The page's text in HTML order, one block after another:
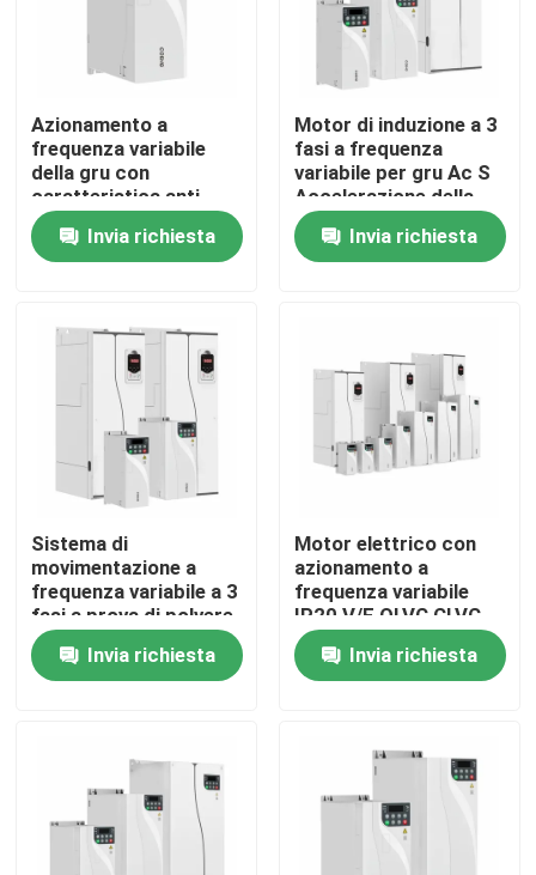
Casa.
Prodotti
Video
Su di noi
Visita alla fabbrica
Controllo della qualità
Contattaci
Chiedi un preventivo
azionamento variabile di frequenza del vfd
Azionamento a
frequenza variabile
della gru con
caratteristica anti-
scosse e capacità di
sovraccarico del
180%
Invia richiesta
Motor di induzione a 3
fasi a frequenza
variabile per gru Ac S
Accelerazione della
curva Deceleration
Invia richiesta
Sistema di
movimentazione a
frequenza variabile a 3
fasi a prova di polvere
380V-480V Vfd per
gru
Invia richiesta
Motor elettrico con
azionamento a
frequenza variabile
IP20 V/F OLVC CLVC
Controllo anti
allentamento
Protezione della corda
Invia richiesta